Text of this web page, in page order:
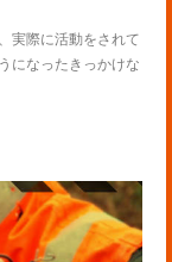
実際に活動をされて
になったきっかけな